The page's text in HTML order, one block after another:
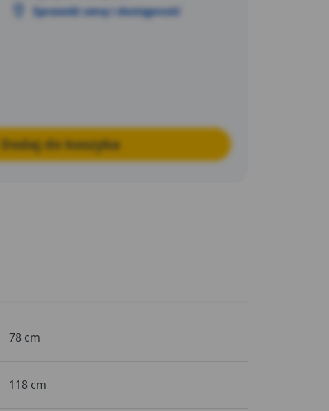
Sprawdź cenę i dostępność
Dodaj do koszyka
78 cm
118 cm